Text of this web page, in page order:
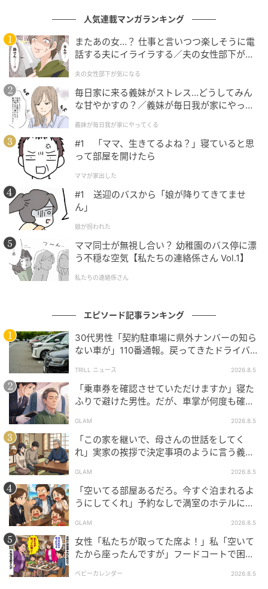
は感情も私への思いやりも一切ありません。
まるで機械を相手にしているかのような、事務的でそ
っけない対応。
「ねえ、いくらなんでも適当すぎない？もう少し普通
に会話できないの？」
「お前が『既読がついたらすぐ返せ』って言ったんだ
ろ？言われた通りにしてるだけだけど」
画面越しの冷たい空気に、私は完全に言葉を失いま
す。無理やり即レスを手に入れた代わりに、夫婦の会
話の温もりを完全に手放してしまったのです。
無視されるよりも突き放されているようなこの状況
に、私の心は昨日よりもずっと深く、晴れないモヤモ
ヤに包まれていくのでした。
代・女性読者様の体験談をもとに記事化しています
元記事で読む
次の記事
夫「昼間に寝られるだろ」夜中の授乳でフラ
フラの妻に放った無神経な言葉。翌朝、妻が
見た光景とは
の記事をもっとみる
人気連載マンガランキング
またあの女…？ 仕事と言いつつ楽しそうに電
話する夫にイライラする／夫の女性部下が気
夫の女性部下が気になる
毎日家に来る義妹がストレス…どうしてみん
な甘やかすの？／義妹が毎日我が家にやって
が】
義妹が毎日我が家にやってくる
#1 「ママ、生きてるよね？」寝ていると思
って部屋を開けたら
ママが家出した
#1 送迎のバスから「娘が降りてきてませ
ん」
娘が拐われた
ママ同士が無視し合い？ 幼稚園のバス停に漂
う不穏な空気【私たちの連絡係さん Vol.1】
私たちの連絡係さん
エピソード記事ランキング
30代男性「契約駐車場に県外ナンバーの知ら
ない車が」110番通報。戻ってきたドライバー
TRILL ニュース 2026.8.5
「乗車券を確認させていただけますか」寝た
ふりで避けた男性。だが、車掌が何度も確認
GLAM 2026.8.5
「この家を継いで、母さんの世話をしてく
れ」実家の挨拶で決定事項のように言う義
た一言
GLAM 2026.8.5
「空いてる部屋あるだろ。今すぐ泊まれるよ
うにしてくれ」予約なしで満室のホテルに押
一変
GLAM 2026.8.5
女性「私たちが取ってた席よ！」私「空いて
たから座ったんですが」フードコートで困
ベビーカレンダー 2026.8.5